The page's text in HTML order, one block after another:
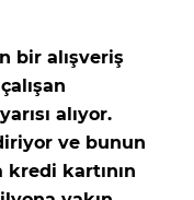
bir alışveriş
alıyor.
ve bunun
kartının